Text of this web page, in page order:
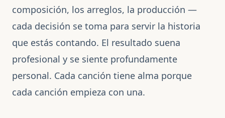
composición, los arreglos, la producción —
cada decisión se toma para servir la historia
que estás contando. El resultado suena
profesional y se siente profundamente
personal. Cada canción tiene alma porque
cada canción empieza con una.